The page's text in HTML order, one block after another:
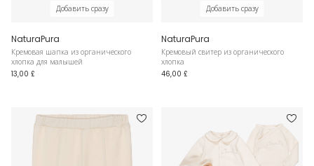
Добавить сразу
NaturaPura
Кремовая шапка из органического
хлопка для малышей
13,00 £
Добавить сразу
NaturaPura
Кремовый свитер из органического
хлопка
46,00 £